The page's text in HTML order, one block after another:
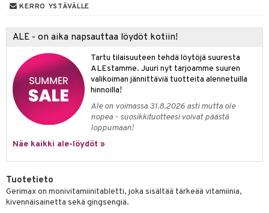
KERRO YSTÄVÄLLE
ALE - on aika napsauttaa löydöt kotiin!
Tartu tilaisuuteen tehdä löytöjä suuresta
ALEstamme. Juuri nyt tarjoamme suuren
valikoiman jännittäviä tuotteita alennetuilla
hinnoilla!
Ale on voimassa 31.8.2026 asti mutta ole
nopea - suosikkituotteesi voivat päästä
loppumaan!
Näe kaikki ale-löydöt »
Tuotetieto
Gerimax on monivitamiinitabletti, joka sisältää tärkeää vitamiinia,
kivennäisainetta sekä gingsengiä.
rasvahapot
vahvistavat
helpottava
K
energiaa
& vastauksia